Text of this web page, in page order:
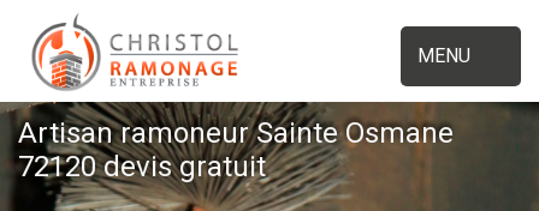
MENU
Artisan ramoneur Sainte Osmane
72120 devis gratuit